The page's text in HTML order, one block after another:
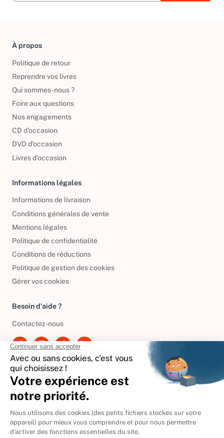
À propos
Politique de retour
Reprendre vos livres
Qui sommes-nous ?
Foire aux questions
Nos engagements
CD d'occasion
DVD d'occasion
Livres d’occasion
Informations légales
Informations de livraison
Conditions générales de vente
Mentions légales
Politique de confidentialité
Conditions de réductions
Politique de gestion des cookies
Gérer vos cookies
Besoin d'aide ?
Contactez-nous
International
🇪🇸Espagne
🇩🇪Allemagne
🇮🇹 Italie